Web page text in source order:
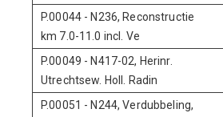
P.00044 - N236, Reconstructie
km 7.0-11.0 incl. Ve
P.00049 - N417-02, Herinr.
Utrechtsew. Holl. Radin
P.00051 - N244, Verdubbeling,